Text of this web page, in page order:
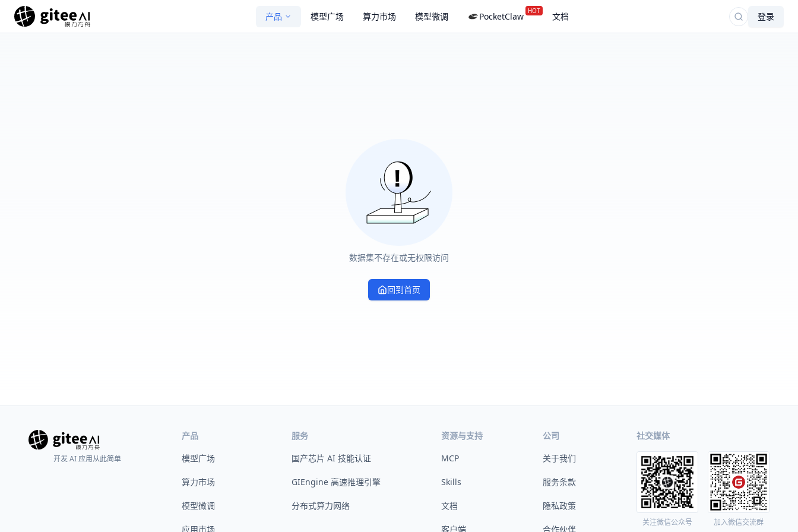
产品 模型广场 算力市场 模型微调 PocketClaw HOT 文档 登录
数据集不存在或无权限访问
回到首页
开发 AI 应用从此简单
产品
模型广场
算力市场
模型微调
应用市场
服务
国产芯片 AI 技能认证
GIEngine 高速推理引擎
分布式算力网络
资源与支持
MCP
Skills
文档
客户端
公司
关于我们
服务条款
隐私政策
合作伙伴
社交媒体
关注微信公众号 加入微信交流群